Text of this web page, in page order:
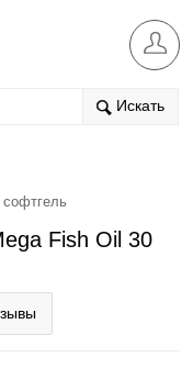
Искать
Fish Oil 30